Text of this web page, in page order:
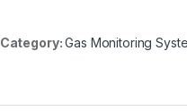
Category:Gas Monitoring